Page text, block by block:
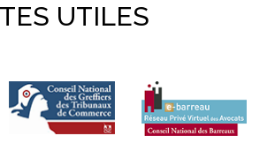
UTILES